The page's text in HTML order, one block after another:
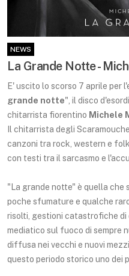
NEWS
La Grande Notte -
E' uscito lo scorso 7 aprile per
grande notte", il disco
chitarrista fiorentino Michele
Il chitarrista degli
canzoni tra rock, western e
con testi tra il sarcasmo e
"La grande notte" è quella che
poche sfumature e qualche
risolti, gestioni catastrofiche
mediatico sul fuoco di sempre
diffusa nei vecchi e nuovi
questo periodo storico uno dei